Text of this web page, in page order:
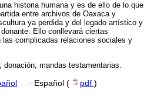
historia humana y es de ello de lo que
entre archivos de Oaxaca y
ya perdida y del legado artístico y
Ello conllevará ciertas
complicadas relaciones sociales y
mandas testamentarias.
· Español ( pdf )